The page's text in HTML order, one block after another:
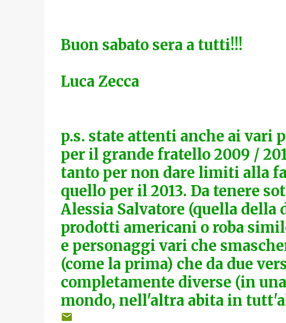
Buon sabato sera a tutti!!!
Luca Zecca
p.s. state attenti anche ai
per il grande fratello 2009 /
tanto per non dare limiti alla
quello per il 2013. Da tenere
Alessia Salvatore (quella della
prodotti americani o roba
e personaggi vari che
(come la prima) che da due
completamente diverse (in
mondo, nell'altra abita in